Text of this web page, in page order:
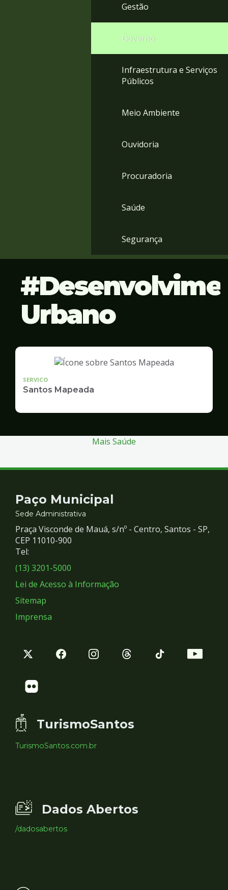
Gestão
Governo
Infraestrutura e Serviços
Públicos
Meio Ambiente
Ouvidoria
Procuradoria
Saúde
Segurança
Urbano
SERVICO
Santos Mapeada
Mais Saúde
Contato
e
Redes
Sociais
Paço Municipal
Sede Administrativa
Praça Visconde de Mauá, s/nº - Centro, Santos - SP,
CEP 11010-900
Tel:
(13) 3201-5000
Lei de Acesso à Informação
Sitemap
Imprensa
TurismoSantos
TurismoSantos.com.br
Dados Abertos
/dadosabertos